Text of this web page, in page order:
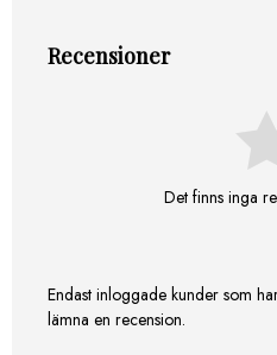
Recensioner
Det finns inga
Endast inloggade kunder som
lämna en recension.